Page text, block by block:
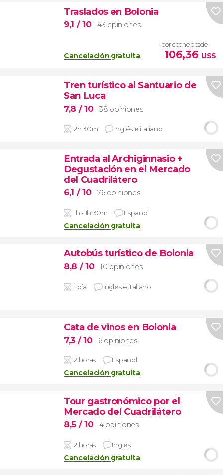
Traslados en Bolonia
9,1 / 10 143 opiniones
Cancelación gratuita
por coche desde
106,36 US$
Tren turístico al Santuario de
San Luca
7,8 / 10 38 opiniones
2h 30m Inglés e italiano
Entrada al Archiginnasio +
Degustación en el Mercado
del Cuadrilátero
6,1 / 10 76 opiniones
1h - 1h 30m Español
Cancelación gratuita
Autobús turístico de Bolonia
8,8 / 10 10 opiniones
1 día Inglés e italiano
Cata de vinos en Bolonia
7,3 / 10 6 opiniones
2 horas Español
Cancelación gratuita
Tour gastronómico por el
Mercado del Cuadrilátero
8,5 / 10 4 opiniones
2 horas Inglés
Cancelación gratuita